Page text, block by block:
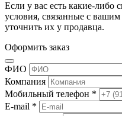
Если у вас есть какие-либо
условия, связанные с
уточнить их у продавца.
Оформить заказ
ФИО
Компания
Мобильный телефон *
E-mail *